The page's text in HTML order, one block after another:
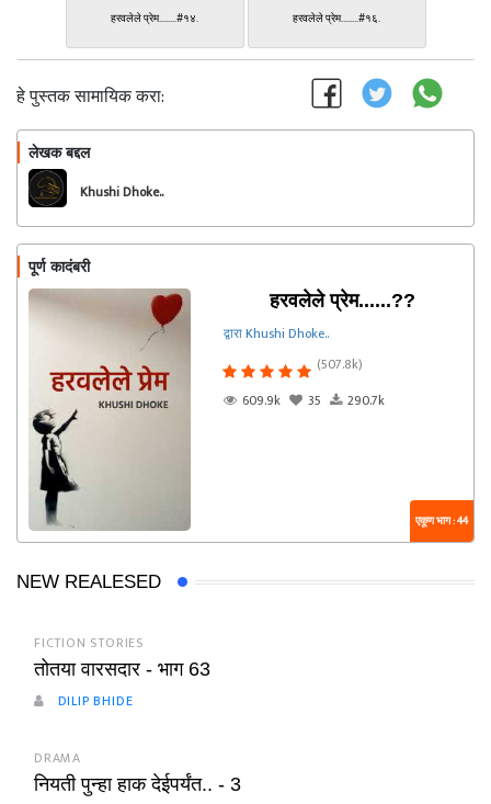
हरवलेले प्रेम........#१४. हरवलेले प्रेम........#१६.
हे पुस्तक सामायिक करा:
लेखक बद्दल
Khushi Dhoke..️️️
पूर्ण कादंबरी
हरवलेले प्रेम......??
द्वारा Khushi Dhoke..️️️
(507.8k)
609.9k
35 290.7k
एकूण भाग : 44
NEW REALESED
FICTION STORIES
तोतया वारसदार - भाग 63
DILIP BHIDE
DRAMA
नियती पुन्हा हाक देईपर्यंत.. - 3